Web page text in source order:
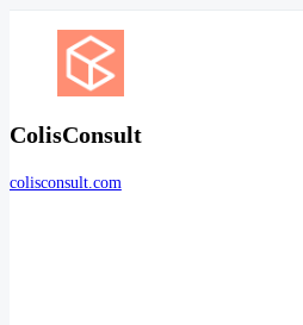
ColisConsult
colisconsult.com